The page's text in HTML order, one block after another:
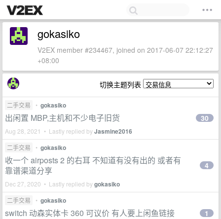
gokasiko
V2EX member #234467, joined on 2017-06-07 22:12:27
+08:00
切换主题列表
二手交易 • gokasiko
出闲置 MBP,主机和不少电子旧货
Aug 28, 2021 • Lastly replied byJasmine2016
30
二手交易 • gokasiko
收一个 airposts 2 的右耳 不知道有没有出的 或者有
靠谱渠道分享
Dec 27, 2020 • Lastly replied bygokasiko
4
二手交易 • gokasiko
switch 动森实体卡 360 可议价 有人要上闲鱼链接 1